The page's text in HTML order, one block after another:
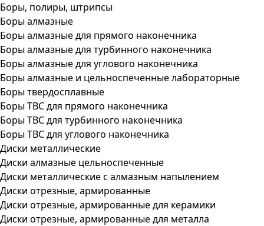
Боры, полиры, штрипсы
Боры алмазные
Боры алмазные для прямого наконечника
Боры алмазные для турбинного наконечника
Боры алмазные для углового наконечника
Боры алмазные и цельноспеченные лабораторные
Боры твердосплавные
Боры ТВС для прямого наконечника
Боры ТВС для турбинного наконечника
Боры ТВС для углового наконечника
Диски металлические
Диски алмазные цельноспеченные
Диски металлические с алмазным напылением
Диски отрезные, армированные
Диски отрезные, армированные для керамики
Диски отрезные, армированные для металла